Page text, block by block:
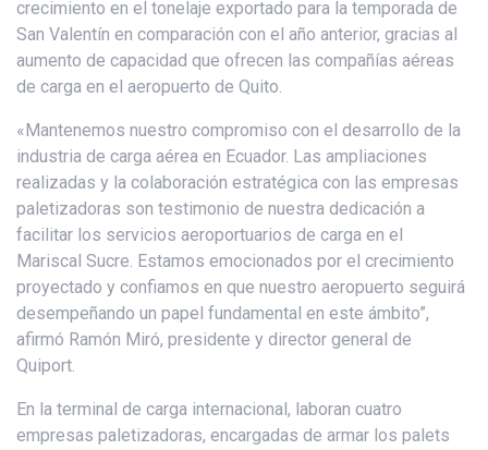
crecimiento en el tonelaje exportado para la temporada de
San Valentín en comparación con el año anterior, gracias al
aumento de capacidad que ofrecen las compañías aéreas
de carga en el aeropuerto de Quito.
«Mantenemos nuestro compromiso con el desarrollo de la
industria de carga aérea en Ecuador. Las ampliaciones
realizadas y la colaboración estratégica con las empresas
paletizadoras son testimonio de nuestra dedicación a
facilitar los servicios aeroportuarios de carga en el
Mariscal Sucre. Estamos emocionados por el crecimiento
proyectado y confiamos en que nuestro aeropuerto seguirá
desempeñando un papel fundamental en este ámbito”,
afirmó Ramón Miró, presidente y director general de
Quiport.
En la terminal de carga internacional, laboran cuatro
empresas paletizadoras, encargadas de armar los palets